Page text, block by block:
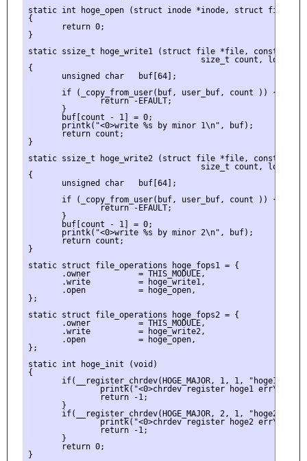
static int hoge_open (struct inode *inode, struct file
{
       return 0;
}
static ssize_t hoge_write1 (struct file *file, const char
size_t count, loff_t
{
       unsigned char   buf[64];
       if (_copy_from_user(buf, user_buf, count )) {
               return -EFAULT;
       }
       buf[count - 1] = 0;
       printk("<0>write %s by minor 1\n", buf);
       return count;
}
static ssize_t hoge_write2 (struct file *file, const char
size_t count, loff_t
{
       unsigned char   buf[64];
       if (_copy_from_user(buf, user_buf, count )) {
               return -EFAULT;
       }
       buf[count - 1] = 0;
       printk("<0>write %s by minor 2\n", buf);
       return count;
}
static struct file_operations hoge_fops1 = {
       .owner          = THIS_MODULE,
       .write          = hoge_write1,
       .open           = hoge_open,
};
static struct file_operations hoge_fops2 = {
       .owner          = THIS_MODULE,
       .write          = hoge_write2,
       .open           = hoge_open,
};
static int hoge_init (void)
{
if(__register_chrdev(HOGE_MAJOR, 1, 1, "hoge1",
               printk("<0>chrdev register hoge1 err\n");
               return -1;
       }
if(__register_chrdev(HOGE_MAJOR, 2, 1, "hoge2",
               printk("<0>chrdev register hoge2 err\n");
               return -1;
       }
       return 0;
}